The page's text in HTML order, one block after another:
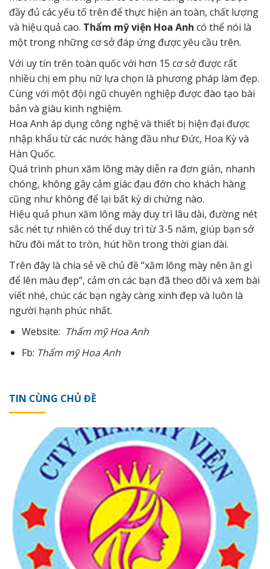
đầy đủ các yếu tố trên để thực hiện an toàn, chất lượng
và hiệu quả cao. Thẩm mỹ viện Hoa Anh có thể nói là
một trong những cơ sở đáp ứng được yêu cầu trên.
Với uy tín trên toàn quốc với hơn 15 cơ sở được rất
nhiều chị em phụ nữ lựa chọn là phương pháp làm đẹp.
Cùng với một đội ngũ chuyên nghiệp được đào tạo bài
bản và giàu kinh nghiệm.
Hoa Anh áp dụng công nghệ và thiết bị hiện đại được
nhập khẩu từ các nước hàng đầu như Đức, Hoa Kỳ và
Hàn Quốc.
Quá trình phun xăm lông mày diễn ra đơn giản, nhanh
chóng, không gây cảm giác đau đớn cho khách hàng
cũng như không để lại bất kỳ di chứng nào.
Hiệu quả phun xăm lông mày duy trì lâu dài, đường nét
sắc nét tự nhiên có thể duy trì từ 3-5 năm, giúp bạn sở
hữu đôi mắt to tròn, hút hồn trong thời gian dài.
Trên đây là chia sẻ về chủ đề “xăm lông mày nên ăn gì
để lên màu đẹp”, cảm ơn các bạn đã theo dõi và xem bài
viết nhé, chúc các bạn ngày càng xinh đẹp và luôn là
người hạnh phúc nhất.
Website: ThẩmmỹHoa Anh
Fb: ThẩmmỹHoa Anh
TIN CÙNG CHỦ ĐỀ